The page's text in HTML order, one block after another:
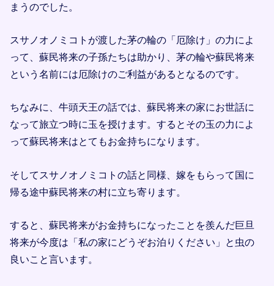
まうのでした。
スサノオノミコトが渡した茅の輪の「厄除け」の力によ
って、蘇民将来の子孫たちは助かり、茅の輪や蘇民将来
という名前には厄除けのご利益があるとなるのです。
ちなみに、牛頭天王の話では、蘇民将来の家にお世話に
なって旅立つ時に玉を授けます。するとその玉の力によ
って蘇民将来はとてもお金持ちになります。
そしてスサノオノミコトの話と同様、嫁をもらって国に
帰る途中蘇民将来の村に立ち寄ります。
すると、蘇民将来がお金持ちになったことを羨んだ巨旦
将来が今度は「私の家にどうぞお泊りください」と虫の
良いこと言います。